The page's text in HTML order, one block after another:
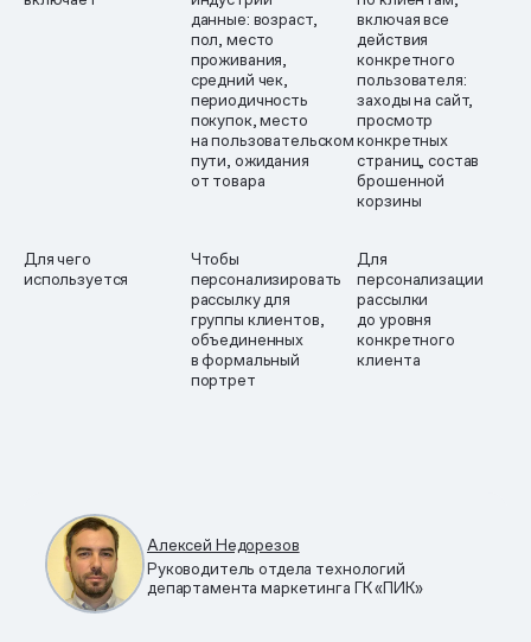
данные: возраст,
пол, место
проживания,
средний чек,
периодичность
покупок, место
на пользовательском
пути, ожидания
от товара
включая все
действия
конкретного
пользователя:
заходы на сайт,
просмотр
конкретных
страниц, состав
брошенной
корзины
Для чего
используется
Чтобы
персонализировать
рассылку для
группы клиентов,
объединенных
в формальный
портрет
Для
персонализации
рассылки
до уровня
конкретного
клиента
Алексей Недорезов
Руководитель отдела технологий
департамента маркетинга ГК «ПИК»